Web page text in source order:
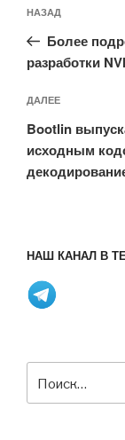
по
записям
Предыдущая
запись:
НАЗАД
Более
разработки
Следующая
запись
ДАЛЕЕ
Bootlin
исходным
НАШ КАНАЛ В